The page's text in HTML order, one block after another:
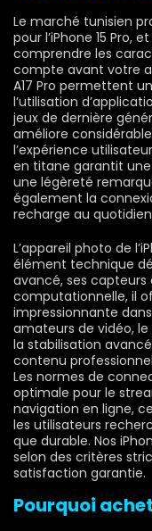
Le marché tunisien
pour l’iPhone 15 Pro,
comprendre les
compte avant votre
A17 Pro permettent
l’utilisation
jeux de dernière
améliore
l’expérience
en titane garantit
une légèreté
également la
recharge au
L’appareil photo de
élément technique
avancé, ses
computationnelle, il
impressionnante
amateurs de vidéo,
la stabilisation
contenu
Les normes de
optimale pour le
navigation en ligne,
les utilisateurs
que durable. Nos
selon des critères
satisfaction garantie.
Pourquoi